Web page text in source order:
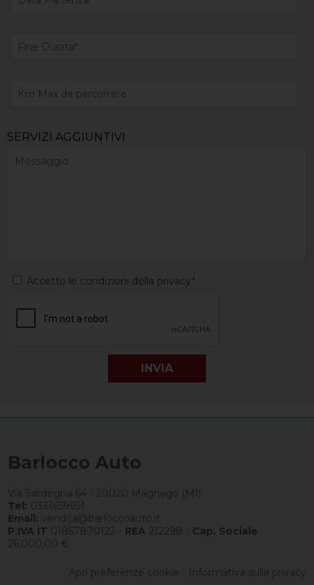
SERVIZI AGGIUNTIVI
Accetto le condizioni della privacy*
Barlocco Auto
Via Sardegna 64 - 20020 Magnago (MI)
Tel: 0331659951
Email: vendita@barloccoauto.it
P.IVA IT 01857870123 - REA 212298 - Cap. Sociale
26.000,00 €
Apri preferenze cookie - Informativa sulla privacy